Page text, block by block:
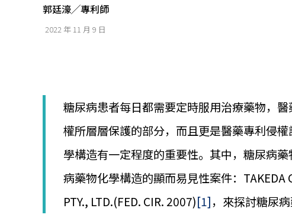
權
顧
問
│
專
利
佈
局
│
美
郭廷濠╱專利師
2022 年 11 月 9 日
糖尿病患者每日都需要定時服用治療藥物，
權所層層保護的部分，而且更是醫藥專利侵
學構造有一定程度的重要性。其中，糖尿病
病藥物化學構造的顯而易見性案件：TAKEDA
PTY., LTD.(FED. CIR. 2007)[1]，來探討糖尿